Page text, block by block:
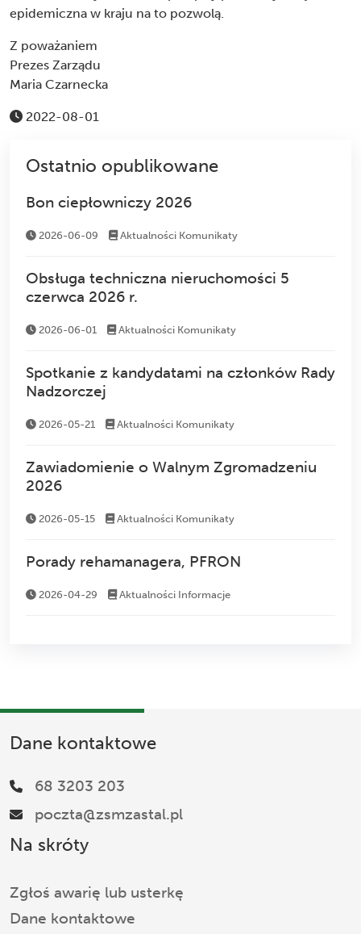
epidemiczna w kraju na to pozwolą.
Z poważaniem
Prezes Zarządu
Maria Czarnecka
2022-08-01
Ostatnio opublikowane
Bon ciepłowniczy 2026
2026-06-09 Aktualności Komunikaty
Obsługa techniczna nieruchomości 5
czerwca 2026 r.
2026-06-01 Aktualności Komunikaty
Spotkanie z kandydatami na członków Rady
Nadzorczej
2026-05-21 Aktualności Komunikaty
Zawiadomienie o Walnym Zgromadzeniu
2026
2026-05-15 Aktualności Komunikaty
Porady rehamanagera, PFRON
2026-04-29 Aktualności Informacje
Dane kontaktowe
68 3203 203
poczta@zsmzastal.pl
Na skróty
Zgłoś awarię lub usterkę
Dane kontaktowe